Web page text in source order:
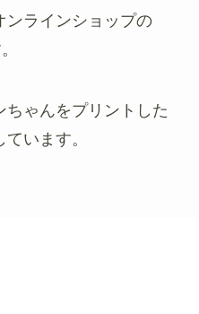
ンラインショップの
ちゃんをプリントした
います。